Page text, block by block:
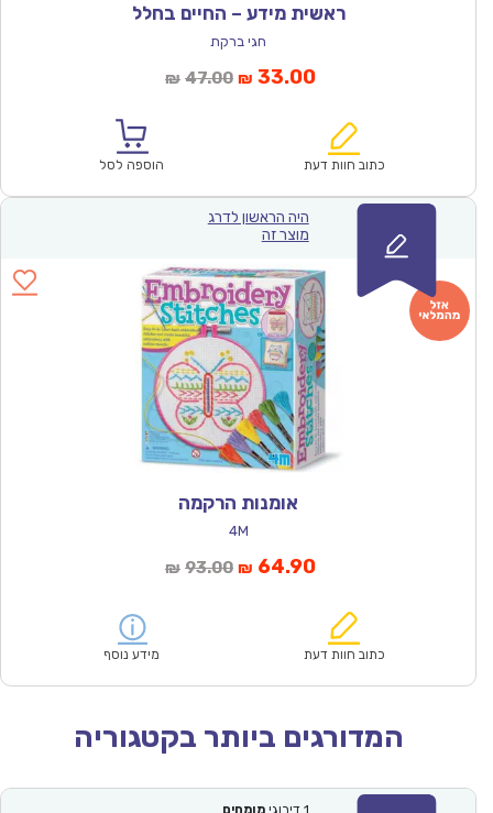
ראשית מידע – החיים בחלל
חגי ברקת
₪ 47.00המחיר
₪47.00.
₪ 33.00המחיר
הוא:
כתוב חוות דעת הוספה לסל
היה הראשון לדרג
מוצר זה
אומנות הרקמה
4M
₪ 93.00המחיר
₪93.00.
₪ 64.90המחיר
הוא:
כתוב חוות דעת מידע נוסף
המדורגים ביותר בקטגוריה
1 דירוגי מומחים